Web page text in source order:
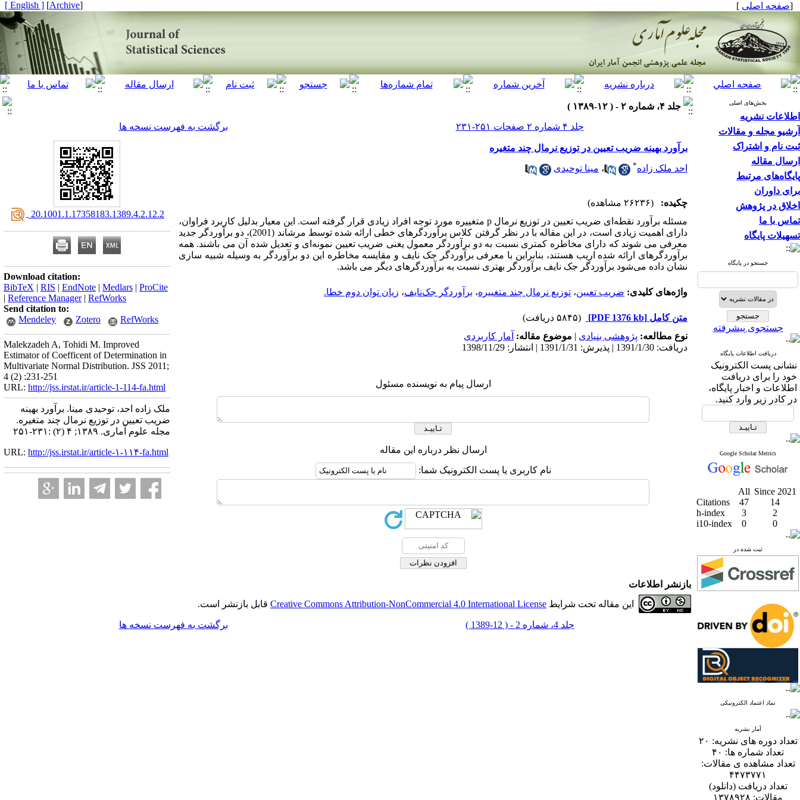
[صفحه اصلی ]
[
Archive
]
[ English ]
بخش‌های اصلی
اطلاعات نشریه
آرشیو مجله و مقالات
ثبت نام و اشتراک
ارسال مقاله
پایگاه‌های مرتبط
برای داوران
اخلاق در پژوهش
تماس با ما
تسهیلات پایگاه
جستجو در پایگاه
جستجوی پیشرفته
دریافت اطلاعات پایگاه
نشانی پست الکترونیک
خود را برای دریافت
اطلاعات و اخبار پایگاه،
در کادر زیر وارد کنید.
Google Scholar Metrics
All Since 2021
Citations
47
14
h-index
3
2
i10-index
0 0
ثبت شده در
نماد اعتماد الکترونیکی
آمار نشریه
تعداد دوره های نشریه: ۲۰
تعداد شماره ها: ۴۰
تعداد مشاهده ی مقالات:
۴۴۷۳۷۷۱
تعداد دریافت (دانلود)
مقالات: ۱۳۷۸۹۲۸
جلد ۴، شماره ۲ - ( ۱۲-۱۳۸۹ )
جلد ۴ شماره ۲ صفحات ۲۵۱-۲۳۱
برگشت به فهرست نسخه ها
برآورد بهینه ضریب تعیین در توزیع نرمال چند متغیره
احد ملک زاده* ، مینا توحیدی
چکیده:
(۲۶۲۳۶ مشاهده)
مسئله برآورد نقطه‌ای ضریب تعیین در توزیع نرمال p متغییره مورد توجه افراد زیادی قرار گرفته است. این معیار بدلیل کاربرد فراوان،
دارای اهمیت زیادی است، در این مقاله با در نظر گرفتن کلاس برآوردگرهای خطی ارائه شده توسط مرشاند (2001)، دو برآوردگر جدید
معرفی می شوند که دارای مخاطره کمتری نسبت به دو برآوردگر معمول یعنی ضریب تعیین نمونه‌ای و تعدیل شده آن می باشند. همه
برآوردگرهای ارائه شده اریب هستند، بنابراین با معرفی برآوردگر جک نایف و مقایسه مخاطره این دو برآوردگر به وسیله شبیه سازی
نشان داده می‌شود برآوردگر جک نایف برآوردگر بهتری نسبت به برآوردگرهای دیگر می باشد.
واژه‌های کلیدی: ضریب تعیین، توزیع نرمال چند متغییره، برآوردگر جک‌نایف، زیان توان دوم خطا.
متن کامل [PDF 1376 kb]
(۵۸۴۵ دریافت)
نوع مطالعه: پژوهشی بنیادی | موضوع مقاله: آمار کاربردی
دریافت: 1391/1/30 | پذیرش: 1391/1/31 | انتشار: 1398/11/29
ارسال پیام به نویسنده مسئول
ارسال نظر درباره این مقاله
نام کاربری یا پست الکترونیک شما:
‎ 20.1001.1.17358183.1389.4.2.12.2
Download citation:
BibTeX | RIS | EndNote | Medlars | ProCite
| Reference Manager| RefWorks
Send citation to:
Mendeley
Zotero RefWorks
Malekzadeh A, Tohidi M. Improved
Estimator of Coefficent of Determination in
Multivariate Normal Distribution. JSS 2011;
4 (2) :231-251
URL: http://jss.irstat.ir/article-1-114-fa.html
ملک زاده احد، توحیدی مینا. برآورد بهینه
ضریب تعیین در توزیع نرمال چند متغیره.
مجله علوم آماری. ۱۳۸۹; ۴ (۲) :۲۳۱-۲۵۱
URL: http://jss.irstat.ir/article-۱-۱۱۴-fa.html
بازنشر اطلاعات
این مقاله تحت شرایط Creative Commons Attribution-NonCommercial 4.0 International License قابل بازنشر است.
جلد 4، شماره 2 - ( 12-1389 ) برگشت به فهرست نسخه ها